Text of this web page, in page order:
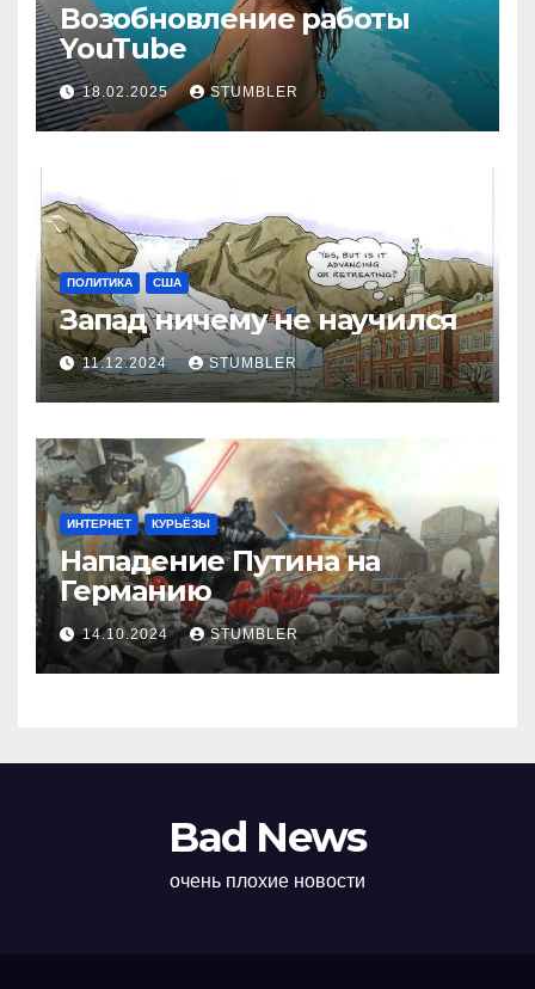
Возобновление работы
YouТube
18.02.2025 STUMBLER
ПОЛИТИКА США
Запад ничему не научился
11.12.2024 STUMBLER
ИНТЕРНЕТ КУРЬЁЗЫ
Нападение Путина на
Германию
14.10.2024 STUMBLER
Bad News
очень плохие новости